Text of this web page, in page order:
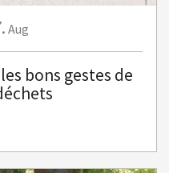
Aug
bons gestes de